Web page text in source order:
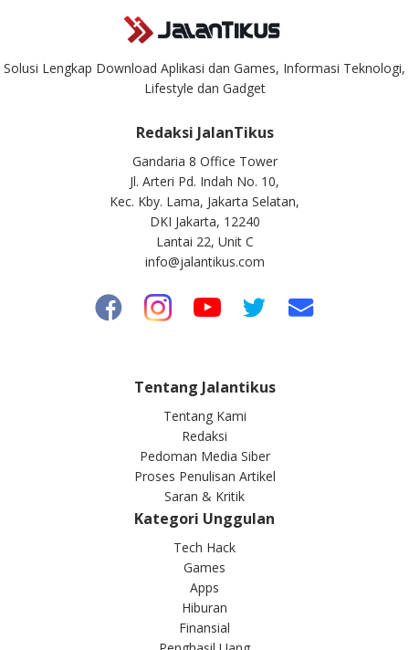
Solusi Lengkap Download Aplikasi dan Games, Informasi Teknologi,
Lifestyle dan Gadget
Redaksi JalanTikus
Gandaria 8 Office Tower
Jl. Arteri Pd. Indah No. 10,
Kec. Kby. Lama, Jakarta Selatan,
DKI Jakarta, 12240
Lantai 22, Unit C
info@jalantikus.com
Tentang Jalantikus
Tentang Kami
Redaksi
Pedoman Media Siber
Proses Penulisan Artikel
Saran & Kritik
Kategori Unggulan
Tech Hack
Games
Apps
Hiburan
Finansial